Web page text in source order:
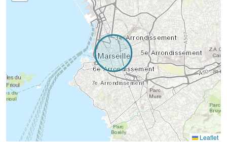
Leaflet